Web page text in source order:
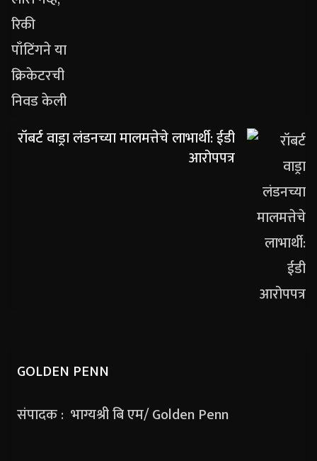
रॉबर्ट वाड्रा लंडनच्या मालमत्तेचे लाभार्थी: ईडी
आरोपपत्र
GOLDEN PENN
संपादक : भाग्यश्री बि एम/ Golden Penn